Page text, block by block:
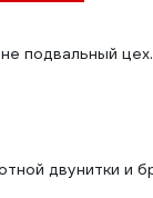
подвальный
двунитки и